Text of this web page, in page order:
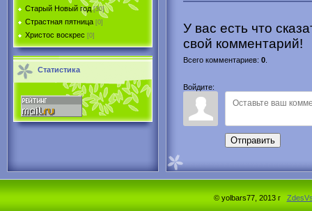
Старый Новый год [30]
Страстная пятница [0]
Христоc воскрес [0]
Статистика
У вас есть что
свой комментарий!
Всего комментариев: 0
Войдите:
Отправить
© yolbars77, 2013 г